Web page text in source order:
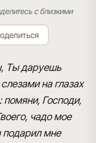
с близкими
Ты даруешь
на глазах
Господи,
чадо мое
подарил мне